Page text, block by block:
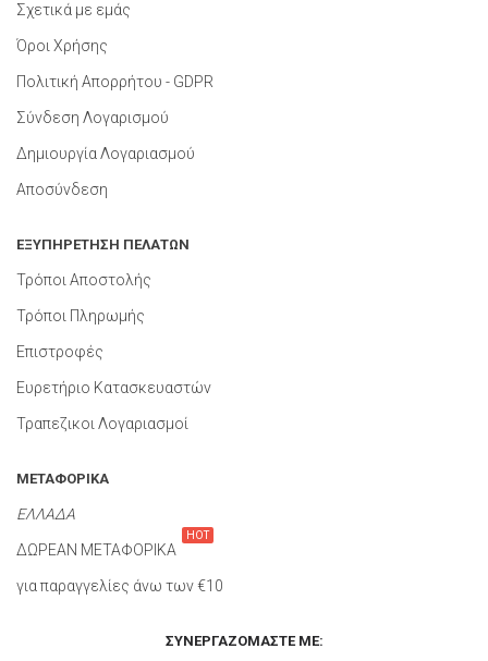
Σχετικά με εμάς
Όροι Χρήσης
Πολιτική Απορρήτου - GDPR
Σύνδεση Λογαρισμού
Δημιουργία Λογαριασμού
Αποσύνδεση
ΕΞΥΠΗΡΕΤΗΣΗ ΠΕΛΑΤΩΝ
Τρόποι Αποστολής
Τρόποι Πληρωμής
Επιστροφές
Ευρετήριο Κατασκευαστών
Τραπεζικοι Λογαριασμοί
ΜΕΤΑΦΟΡΙΚΑ
ΕΛΛΑΔΑ
ΔΩΡΕΑΝ ΜΕΤΑΦΟΡΙΚΑ
HOT
για παραγγελίες άνω των €10
ΣΥΝΕΡΓΑΖΌΜΑΣΤΕ ΜΕ: